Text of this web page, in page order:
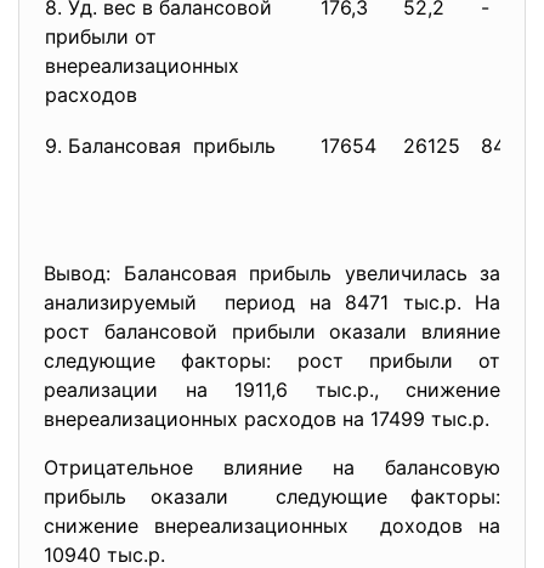
8. Уд. вес в балансовой
прибыли от
внереализационных
расходов
176,3 52,2 -
9. Балансовая прибыль 17654 26125 8471
Вывод: Балансовая прибыль увеличилась за
анализируемый период на 8471 тыс.р. На
рост балансовой прибыли оказали влияние
следующие факторы: рост прибыли от
реализации на 1911,6 тыс.р., снижение
внереализационных расходов на 17499 тыс.р.
Отрицательное влияние на балансовую
прибыль оказали следующие факторы:
снижение внереализационных доходов на
10940 тыс.р.